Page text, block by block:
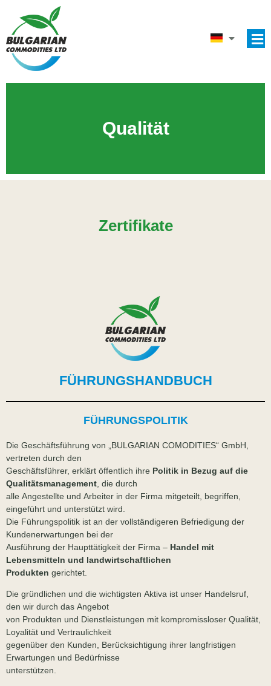
Qualität
Zertifikate
FÜHRUNGSHANDBUCH
FÜHRUNGSPOLITIK
Die Geschäftsführung von „BULGARIAN COMODITIES“ GmbH,
vertreten durch den
Geschäftsführer, erklärt öffentlich ihre Politik in Bezug auf die
Qualitätsmanagement , die durch
alle Angestellte und Arbeiter in der Firma mitgeteilt, begriffen,
eingeführt und unterstützt wird.
Die Führungspolitik ist an der vollständigeren Befriedigung der
Kundenerwartungen bei der
Ausführung der Haupttätigkeit der Firma – Handel mit
Lebensmitteln und landwirtschaftlichen
Produkten gerichtet.
Die gründlichen und die wichtigsten Aktiva ist unser Handelsruf,
den wir durch das Angebot
von Produkten und Dienstleistungen mit kompromissloser Qualität,
Loyalität und Vertraulichkeit
gegenüber den Kunden, Berücksichtigung ihrer langfristigen
Erwartungen und Bedürfnisse
unterstützen.